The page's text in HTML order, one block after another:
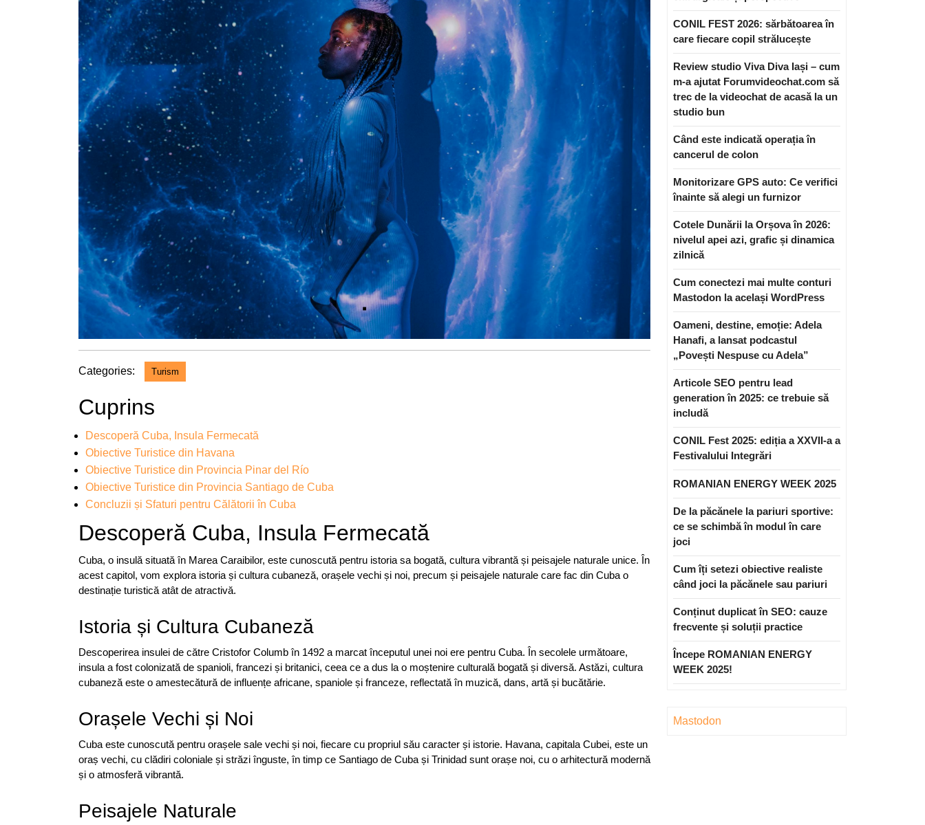
Categories: Turism
Cuprins
Descoperă Cuba, Insula Fermecată
Obiective Turistice din Havana
Obiective Turistice din Provincia Pinar del Río
Obiective Turistice din Provincia Santiago de Cuba
Concluzii și Sfaturi pentru Călătorii în Cuba
Descoperă Cuba, Insula Fermecată
Cuba, o insulă situată în Marea Caraibilor, este cunoscută pentru istoria sa bogată, cultura vibrantă și peisajele naturale unice. În
acest capitol, vom explora istoria și cultura cubaneză, orașele vechi și noi, precum și peisajele naturale care fac din Cuba o
destinație turistică atât de atractivă.
Istoria și Cultura Cubaneză
Descoperirea insulei de către Cristofor Columb în 1492 a marcat începutul unei noi ere pentru Cuba. În secolele următoare,
insula a fost colonizată de spanioli, francezi și britanici, ceea ce a dus la o moștenire culturală bogată și diversă. Astăzi, cultura
cubaneză este o amestecătură de influențe africane, spaniole și franceze, reflectată în muzică, dans, artă și bucătărie.
Orașele Vechi și Noi
Cuba este cunoscută pentru orașele sale vechi și noi, fiecare cu propriul său caracter și istorie. Havana, capitala Cubei, este un
oraș vechi, cu clădiri coloniale și străzi înguste, în timp ce Santiago de Cuba și Trinidad sunt orașe noi, cu o arhitectură modernă
și o atmosferă vibrantă.
Peisajele Naturale
CONIL FEST 2026: sărbătoarea în
care fiecare copil strălucește
Review studio Viva Diva Iași – cum
m-a ajutat Forumvideochat.com să
trec de la videochat de acasă la un
studio bun
Când este indicată operația în
cancerul de colon
Monitorizare GPS auto: Ce verifici
înainte să alegi un furnizor
Cotele Dunării la Orșova în 2026:
nivelul apei azi, grafic și dinamica
zilnică
Cum conectezi mai multe conturi
Mastodon la același WordPress
Oameni, destine, emoție: Adela
Hanafi, a lansat podcastul
„Povești Nespuse cu Adela”
Articole SEO pentru lead
generation în 2025: ce trebuie să
includă
CONIL Fest 2025: ediția a XXVII-a a
Festivalului Integrări
ROMANIAN ENERGY WEEK 2025
De la păcănele la pariuri sportive:
ce se schimbă în modul în care
joci
Cum îți setezi obiective realiste
când joci la păcănele sau pariuri
Conținut duplicat în SEO: cauze
frecvente și soluții practice
Începe ROMANIAN ENERGY
WEEK 2025!
Mastodon